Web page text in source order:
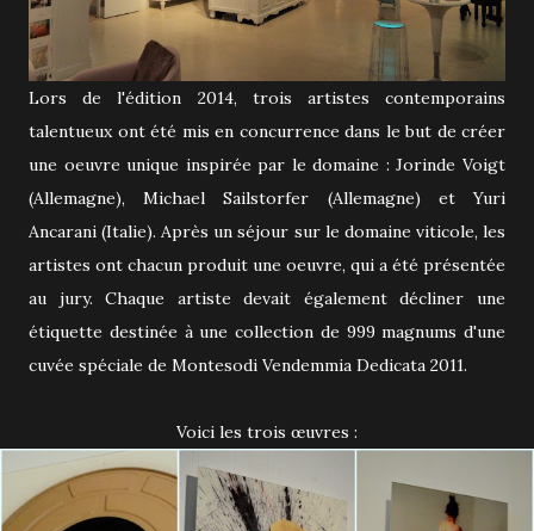
Lors de l'édition 2014, trois artistes contemporains
talentueux ont été mis en concurrence dans le but de créer
une oeuvre unique inspirée par le domaine : Jorinde Voigt
(Allemagne), Michael Sailstorfer (Allemagne) et Yuri
Ancarani (Italie). Après un séjour sur le domaine viticole, les
artistes ont chacun produit une oeuvre, qui a été présentée
au jury. Chaque artiste devait également décliner une
étiquette destinée à une collection de 999 magnums d'une
cuvée spéciale de Montesodi Vendemmia Dedicata 2011.
Voici les trois œuvres :